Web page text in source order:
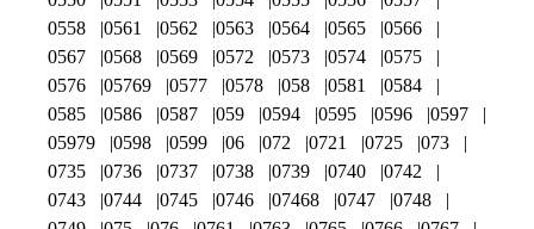
0558
0561 0562 0563 0564 0565
0566
0567
0568 0569 0572 0573 0574
0575
0576
05769 0577 0578 058 0581
0584
0585
0586 0587 059 0594 0595 0596
0597
05979
0598 0599 06 072 0721 0725
073
0735
0736 0737 0738 0739 0740
0742
0743
0744 0745 0746 07468 0747
0748